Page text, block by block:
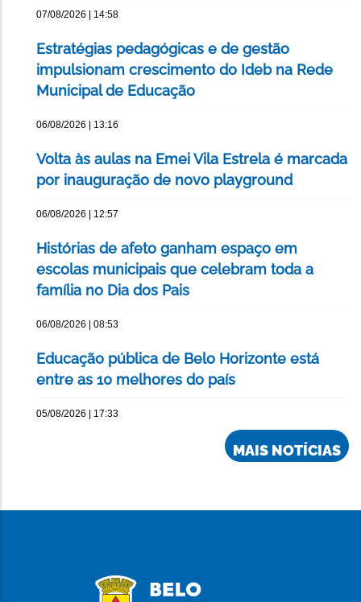
07/08/2026 | 14:58
Estratégias pedagógicas e de gestão
impulsionam crescimento do Ideb na Rede
Municipal de Educação
06/08/2026 | 13:16
Volta às aulas na Emei Vila Estrela é marcada
por inauguração de novo playground
06/08/2026 | 12:57
Histórias de afeto ganham espaço em
escolas municipais que celebram toda a
família no Dia dos Pais
06/08/2026 | 08:53
Educação pública de Belo Horizonte está
entre as 10 melhores do país
05/08/2026 | 17:33
MAIS NOTÍCIAS